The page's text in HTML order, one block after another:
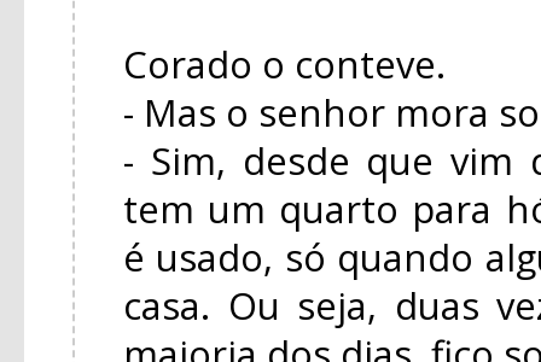
Corado o conteve.
- Mas o senhor mora
- Sim, desde que vim
tem um quarto para
é usado, só quando
casa. Ou seja, duas